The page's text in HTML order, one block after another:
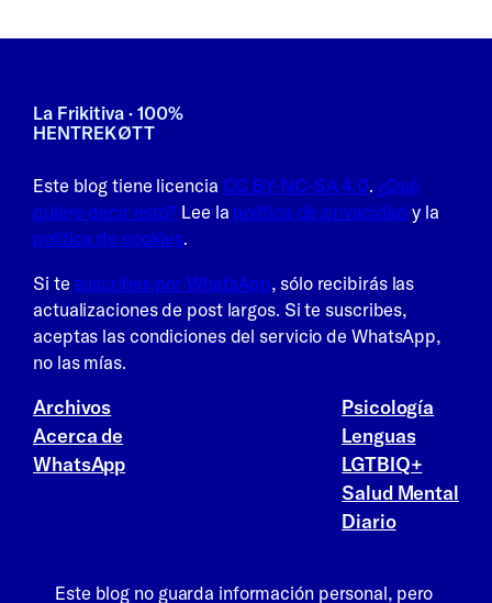
La Frikitiva · 100%
HENTREKØTT
Este blog tiene licencia CC BY-NC-SA 4.0. ¿Qué
quiere decir esto? Lee la política de privacidad y la
política de cookies.
Si te suscribes por WhatsApp, sólo recibirás las
actualizaciones de post largos. Si te suscribes,
aceptas las condiciones del servicio de WhatsApp,
no las mías.
Archivos
Acerca de
WhatsApp
Psicología
Lenguas
LGTBIQ+
Salud Mental
Diario
Este blog no guarda información personal, pero